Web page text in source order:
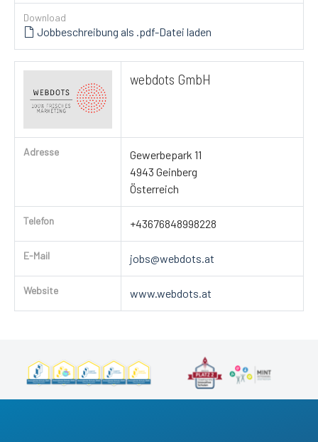
Download
Jobbeschreibung als .pdf-Datei laden
webdots GmbH
Adresse
Gewerbepark 11
4943 Geinberg
Österreich
Telefon +43676848998228
E-Mail jobs@webdots.at
Website www.webdots.at